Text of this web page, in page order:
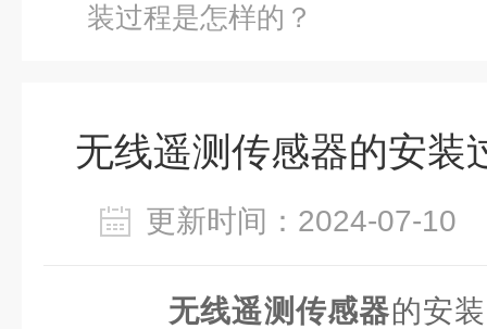
装过程是怎样的？
无线遥测传感器的安装
更新时间：2024-07-
无线遥测传感器的安